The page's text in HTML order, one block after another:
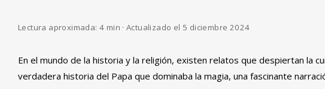
Lectura aproximada: 4 min · Actualizado el 5 diciembre 2024
En el mundo de la historia y la religión, existen relatos que despiertan la
verdadera historia del Papa que dominaba la magia, una fascinante